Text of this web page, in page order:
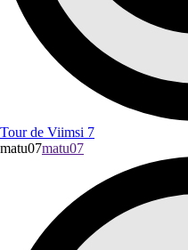
Tour de Viimsi 7
matu07matu07